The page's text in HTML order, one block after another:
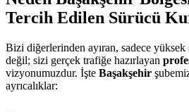
Tercih Edilen Sürücü
Bizi diğerlerinden ayıran, sadece yüksek
değil; sizi gerçek trafiğe hazırlayan
vizyonumuzdur. İşte Başakşehir
ayrıcalıklar: